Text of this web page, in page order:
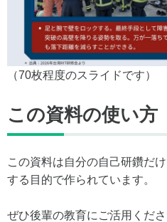
（70枚程度のスライドです）
この資料の使い方
この資料は自分の自己研鑽だ
する目的で作られています。
ぜひ後輩の教育にご活用くださ